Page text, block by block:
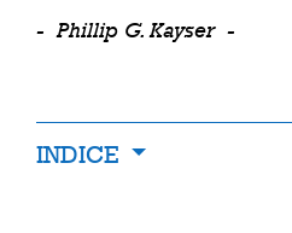
- Phillip G. Kayser -
INDICE